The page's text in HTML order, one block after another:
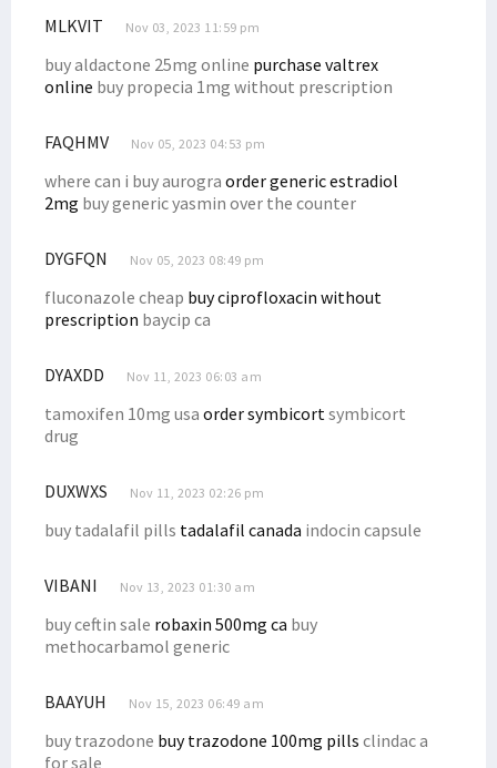
MLKVIT Nov 03, 2023 11:59 pm
buy aldactone 25mg online purchase valtrex
online buy propecia 1mg without prescription
FAQHMV Nov 05, 2023 04:53 pm
where can i buy aurogra order generic estradiol
2mg buy generic yasmin over the counter
DYGFQN Nov 05, 2023 08:49 pm
fluconazole cheap buy ciprofloxacin without
prescription baycip ca
DYAXDD Nov 11, 2023 06:03 am
tamoxifen 10mg usa order symbicortsymbicort
drug
DUXWXS Nov 11, 2023 02:26 pm
buy tadalafil pills tadalafil canada indocin capsule
VIBANI Nov 13, 2023 01:30 am
buy ceftin sale robaxin 500mg ca buy
methocarbamol generic
BAAYUH Nov 15, 2023 06:49 am
buy trazodone buy trazodone 100mg pills clindac a
for sale